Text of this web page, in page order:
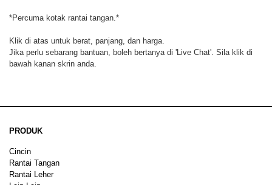
*Percuma kotak rantai tangan.*
Klik di atas untuk berat, panjang, dan harga.
Jika perlu sebarang bantuan, boleh bertanya di 'Live Chat'. Sila klik di
bawah kanan skrin anda.
PRODUK
Cincin
Rantai Tangan
Rantai Leher